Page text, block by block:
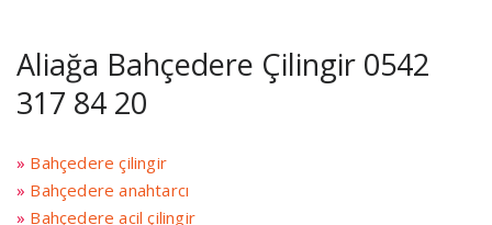
Aliağa Bahçedere Çilingir 0542
317 84 20
» Bahçedere çilingir
» Bahçedere anahtarcı
» Bahçedere acil çilingir